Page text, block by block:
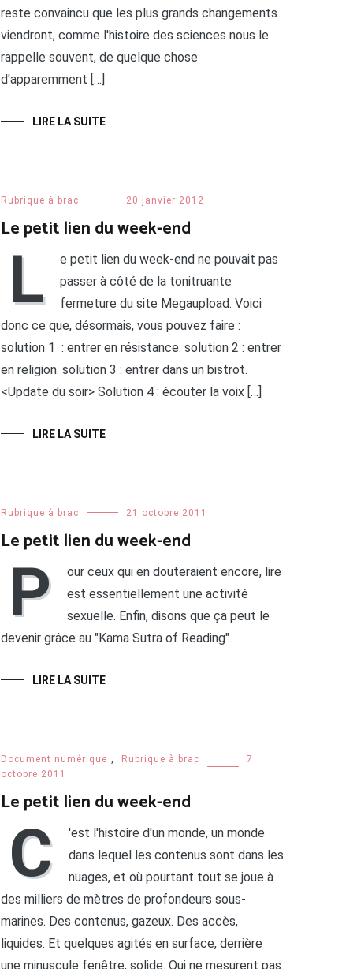
reste convaincu que les plus grands changements
viendront, comme l'histoire des sciences nous le
rappelle souvent, de quelque chose
d'apparemment […]
LIRE LA SUITE
Rubrique à brac 20 janvier 2012
Le petit lien du week-end
L
e petit lien du week-end ne pouvait pas
passer à côté de la tonitruante
fermeture du site Megaupload. Voici
donc ce que, désormais, vous pouvez faire :
solution 1 : entrer en résistance. solution 2 : entrer
en religion. solution 3 : entrer dans un bistrot.
<Update du soir> Solution 4 : écouter la voix […]
LIRE LA SUITE
Rubrique à brac 21 octobre 2011
Le petit lien du week-end
P
our ceux qui en douteraient encore, lire
est essentiellement une activité
sexuelle. Enfin, disons que ça peut le
devenir grâce au "Kama Sutra of Reading".
LIRE LA SUITE
Document numérique , Rubrique à brac
7
octobre 2011
Le petit lien du week-end
C
'est l'histoire d'un monde, un monde
dans lequel les contenus sont dans les
nuages, et où pourtant tout se joue à
des milliers de mètres de profondeurs sous-
marines. Des contenus, gazeux. Des accès,
liquides. Et quelques agités en surface, derrière
une minuscule fenêtre, solide. Qui ne mesurent pas